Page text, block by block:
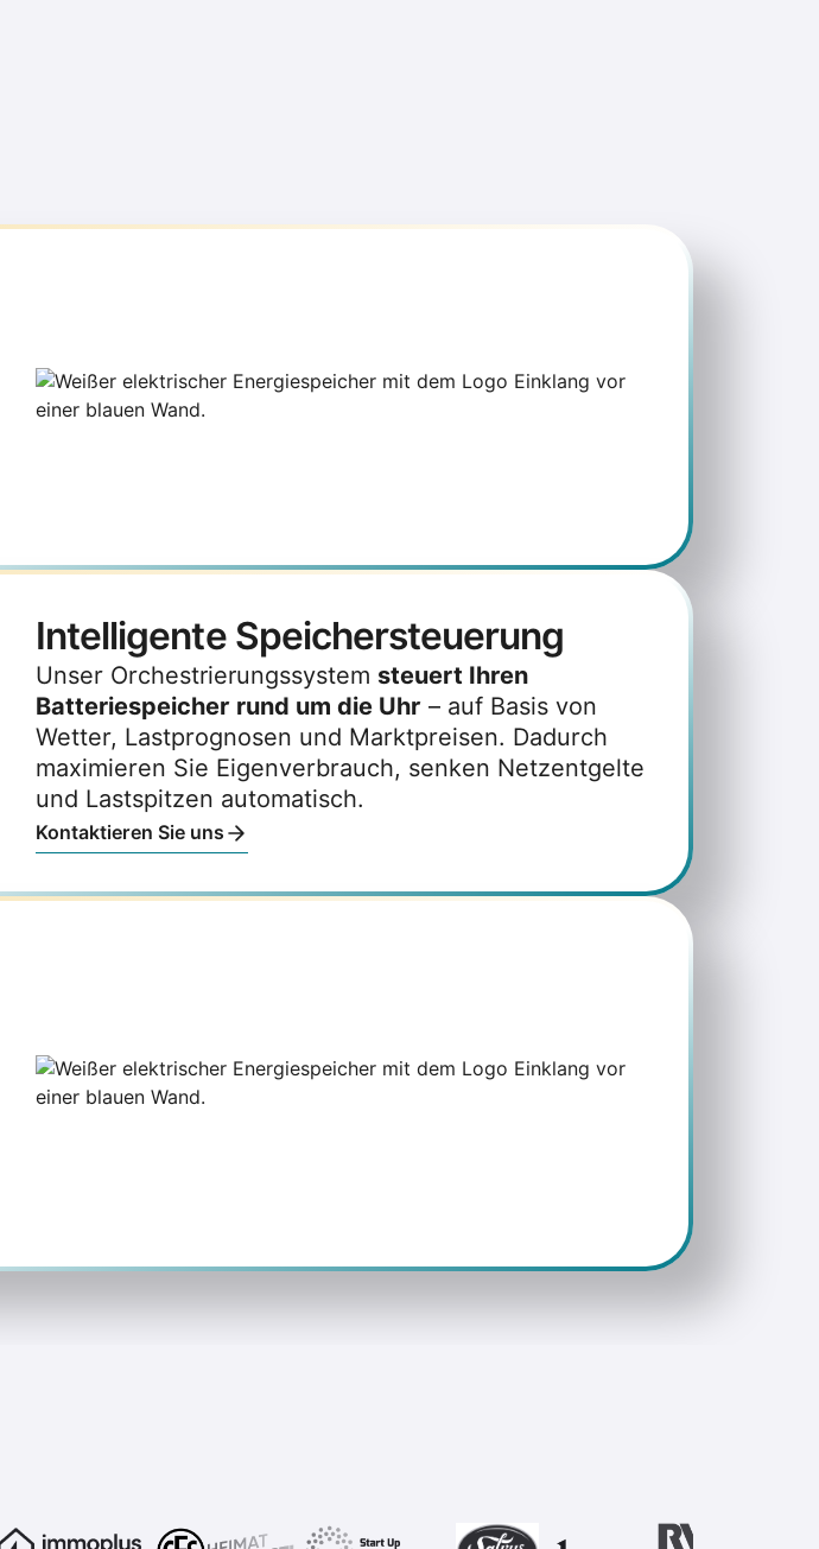
Intelligente Speichersteuerung
Unser Orchestrierungssystem steuert Ihren
Batteriespeicher rund um die Uhr – auf Basis von
Wetter, Lastprognosen und Marktpreisen. Dadurch
maximieren Sie Eigenverbrauch, senken Netzentgelte
und Lastspitzen automatisch.
Kontaktieren Sie uns